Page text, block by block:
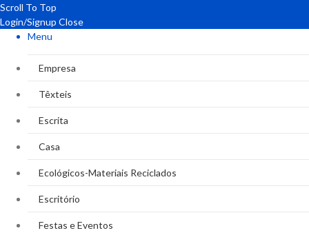
Scroll To Top
Login/Signup Close
Menu
Empresa
Têxteis
Escrita
Casa
Ecológicos-Materiais Reciclados
Escritório
Festas e Eventos